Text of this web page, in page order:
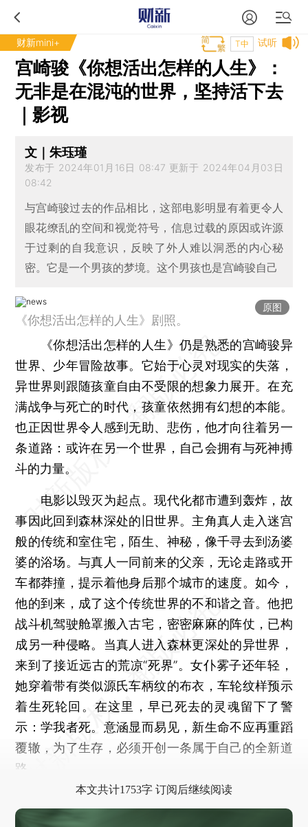
财新mini+ 试听
T中
宫崎骏《你想活出怎样的人生》：
无非是在混沌的世界，坚持活下去
｜影视
文｜朱珏瑾
发布于 2024年01月16日 08:47 更新于 2024年04月03日
08:42
与宫崎骏过去的作品相比，这部电影明显有着更令人
眼花缭乱的空间和视觉符号，信息过载的原因或许源
于过剩的自我意识，反映了外人难以洞悉的内心秘
密。它是一个男孩的梦境。这个男孩也是宫崎骏自己
原图
《你想活出怎样的人生》剧照。
《你想活出怎样的人生》仍是熟悉的宫崎骏异
世界、少年冒险故事。它始于心灵对现实的失落，
异世界则跟随孩童自由不受限的想象力展开。在充
满战争与死亡的时代，孩童依然拥有幻想的本能。
也正因世界令人感到无助、悲伤，他才向往着另一
条道路：或许在另一个世界，自己会拥有与死神搏
斗的力量。
电影以毁灭为起点。现代化都市遭到轰炸，故
事因此回到森林深处的旧世界。主角真人走入迷宫
般的传统和室住宅，陌生、神秘，像千寻去到汤婆
婆的浴场。与真人一同前来的父亲，无论走路或开
车都莽撞，提示着他身后那个城市的速度。如今，
他的到来，成了这个传统世界的不和谐之音。他把
战斗机驾驶舱罩搬入古宅，密密麻麻的阵仗，已构
成另一种侵略。当真人进入森林更深处的异世界，
来到了接近远古的荒凉“死界”。女仆雾子还年轻，
她穿着带有类似源氏车柄纹的布衣，车轮纹样预示
着生死轮回。在这里，早已死去的灵魂留下了警
示：学我者死。意涵显而易见，新生命不应再重蹈
覆辙，为了生存，必须开创一条属于自己的全新道
路。
本文共计1753字 订阅后继续阅读